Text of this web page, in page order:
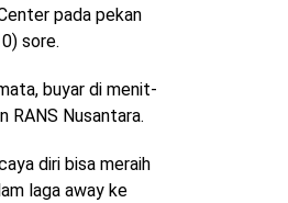
pada pekan
sore.
buyar di menit-
RANS Nusantara.
diri bisa meraih
laga away ke